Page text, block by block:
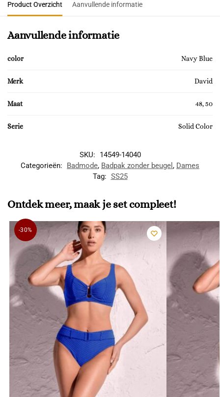
Product Overzicht Aanvullende informatie
Aanvullende informatie
color Navy Blue
Merk David
Maat 48, 50
Serie Solid Color
SKU:
14549-14040
Categorieën:
Badmode, Badpak zonder beugel , Dames
Tag: SS25
Ontdek meer, maak je set compleet!
-30%